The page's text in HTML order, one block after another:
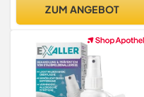
Sofortwirkung -
Langzeitschutz (500 ml)
ZUM ANGEBOT